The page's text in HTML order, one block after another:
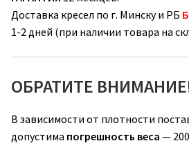
Доставка кресел по г. Минску и РБ
1-2 дней (при наличии товара на
ОБРАТИТЕ
В зависимости от плотности
допустима погрешность веса —